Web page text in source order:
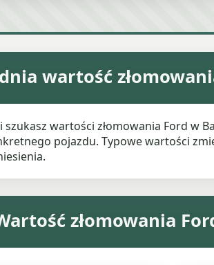
wartość
szukasz wartości złomowania Ford w
pojazdu. Typowe wartości
złomowania